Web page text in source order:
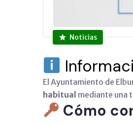
Noticias
El Ayuntamiento de
habitual mediante una
Cómo